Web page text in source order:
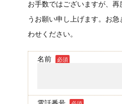
お手数ではございますが、再
うお願い申し上げます。お
わせください。
名前 必須